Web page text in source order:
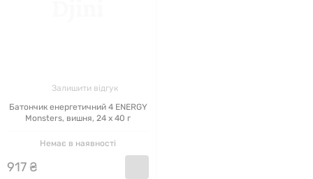
Залишити відгук
Батончик енергетичний 4 ENERGY
Monsters, вишня, 24 x 40 г
Немає в наявності
917 ₴